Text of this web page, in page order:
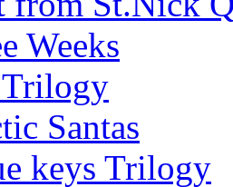
Weeks
Santas
keys Trilogy